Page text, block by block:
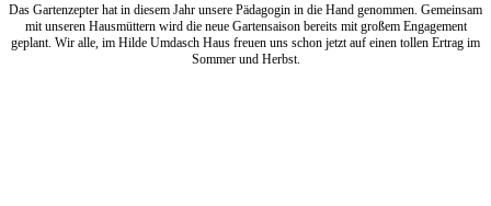
Das Gartenzepter hat in diesem Jahr unsere Pädagogin in die Hand genommen. Gemeinsam
mit unseren Hausmüttern wird die neue Gartensaison bereits mit großem Engagement
geplant. Wir alle, im Hilde Umdasch Haus freuen uns schon jetzt auf einen tollen Ertrag im
Sommer und Herbst.